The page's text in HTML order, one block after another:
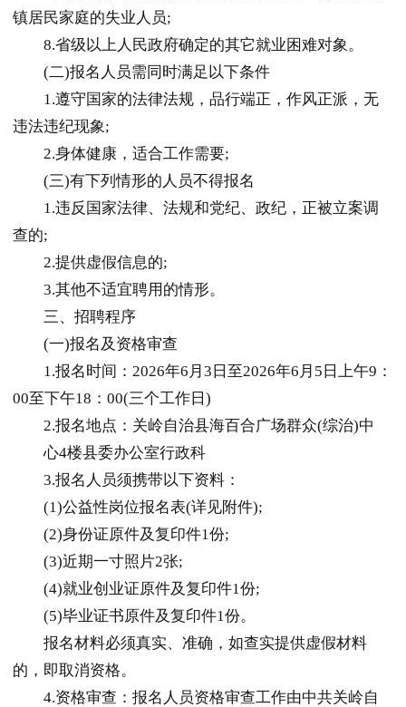
镇居民家庭的失业人员;
8.省级以上人民政府确定的其它就业困难对象。
(二)报名人员需同时满足以下条件
1.遵守国家的法律法规，品行端正，作风正派，无
违法违纪现象;
2.身体健康，适合工作需要;
(三)有下列情形的人员不得报名
1.违反国家法律、法规和党纪、政纪，正被立案调
查的;
2.提供虚假信息的;
3.其他不适宜聘用的情形。
三、招聘程序
(一)报名及资格审查
1.报名时间：2026年6月3日至2026年6月5日上午9：
00至下午18：00(三个工作日)
2.报名地点：关岭自治县海百合广场群众(综治)中
心4楼县委办公室行政科
3.报名人员须携带以下资料：
(1)公益性岗位报名表(详见附件);
(2)身份证原件及复印件1份;
(3)近期一寸照片2张;
(4)就业创业证原件及复印件1份;
(5)毕业证书原件及复印件1份。
报名材料必须真实、准确，如查实提供虚假材料
的，即取消资格。
4.资格审查：报名人员资格审查工作由中共关岭自